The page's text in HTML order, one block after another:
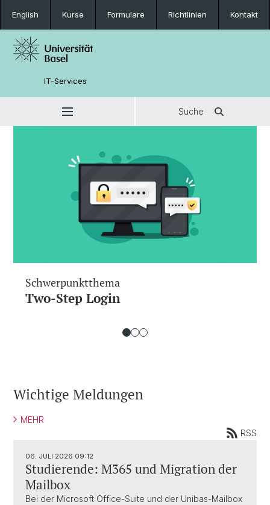
English Kurse Formulare Richtlinien Kontakt
IT-Services
Suche
Schwerpunktthema
Two-Step Login
Wichtige Meldungen
MEHR
RSS
06. JULI 2026 09:12
Studierende: M365 und Migration der
Mailbox
Bei der Microsoft Office-Suite und der Unibas-Mailbox